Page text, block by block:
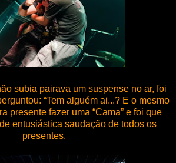
subia pairava um suspense no ar, foi
“Tem alguém ai...? E o mesmo
presente fazer uma “Cama” e foi que
entusiástica saudação de todos os
presentes.